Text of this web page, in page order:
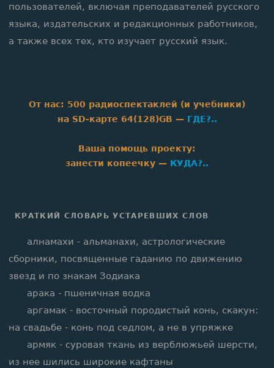
пользователей, включая преподавателей русского
языка, издательских и редакционных работников,
а также всех тех, кто изучает русский язык.
От нас: 500 радиоспектаклей (и учебники)
на SD‑карте 64(128)GB — ГДЕ?..
Baшa помощь проекту:
занести копеечку — КУДА?..
КРАТКИЙ СЛОВАРЬ УСТАРЕВШИХ СЛОВ
алнамахи - альманахи, астрологические
сборники, посвященные гаданию по движению
звезд и по знакам Зодиака
арака - пшеничная водка
аргамак - восточный породистый конь, скакун:
на свадьбе - конь под седлом, а не в упряжке
армяк - суровая ткань из верблюжьей шерсти,
из нее шились широкие кафтаны